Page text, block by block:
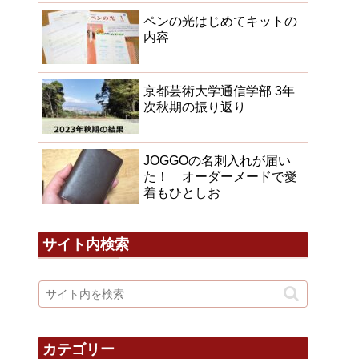
ペンの光はじめてキットの
内容
京都芸術大学通信学部 3年
次秋期の振り返り
JOGGOの名刺入れが届い
た！ オーダーメードで愛
着もひとしお
サイト内検索
カテゴリー